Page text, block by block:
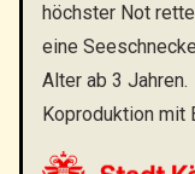
höchster Not
eine
Alter ab 3 Jahren.
Koproduktion mit